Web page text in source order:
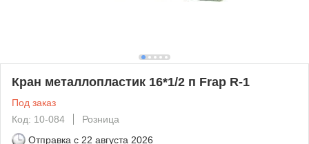
Кран металлопластик 16*1/2 п Frap R-1
Под заказ
Код: 10-084
Розница
Отправка с 22 августа 2026